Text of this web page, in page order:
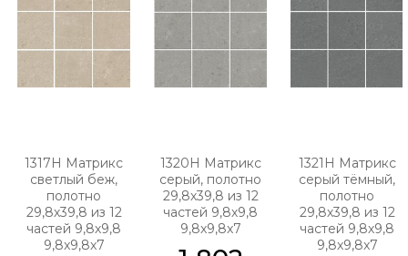
1317H Матрикс
светлый беж,
полотно
29,8х39,8 из 12
частей 9,8х9,8
9,8x9,8x7
1320H Матрикс
серый, полотно
29,8х39,8 из 12
частей 9,8х9,8
9,8x9,8x7
1321H Матрикс
серый тёмный,
полотно
29,8х39,8 из 12
частей 9,8х9,8
9,8x9,8x7